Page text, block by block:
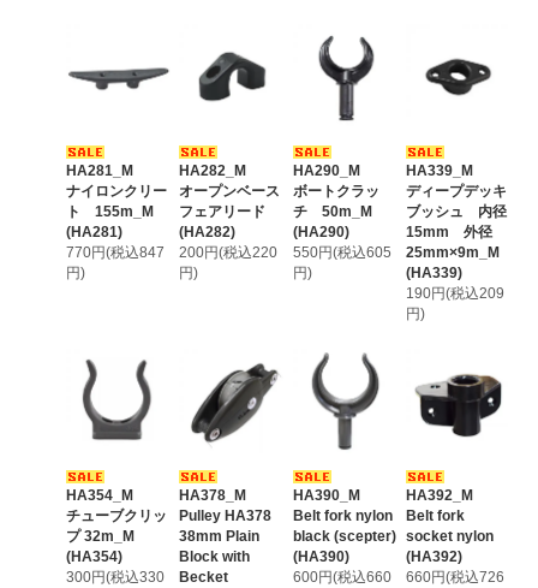
HA281_M
ナイロンクリー
ト 155m_M
(HA281)
770円(税込847
円)
HA282_M
オープンベース
フェアリード
(HA282)
200円(税込220
円)
HA290_M
ボートクラッ
チ 50m_M
(HA290)
550円(税込605
円)
HA339_M
ディープデッキ
ブッシュ 内径
15mm 外径
25mm×9m_M
(HA339)
190円(税込209
円)
HA354_M
チューブクリッ
プ 32m_M
(HA354)
300円(税込330
HA378_M
Pulley HA378
38mm Plain
Block with
Becket
HA390_M
Belt fork nylon
black (scepter)
(HA390)
600円(税込660
HA392_M
Belt fork
socket nylon
(HA392)
660円(税込726